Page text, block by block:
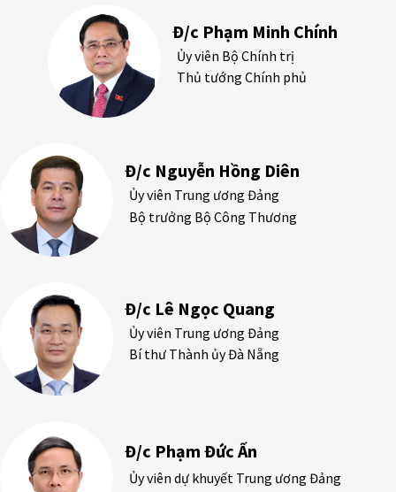
Đ/c Phạm Minh Chính
Ủy viên Bộ Chính trị
Thủ tướng Chính phủ
Đ/c Nguyễn Hồng Diên
Ủy viên Trung ương Đảng
Bộ trưởng Bộ Công Thương
Đ/c Lê Ngọc Quang
Ủy viên Trung ương Đảng
Bí thư Thành ủy Đà Nẵng
Đ/c Phạm Đức Ấn
Ủy viên dự khuyết Trung ương Đảng